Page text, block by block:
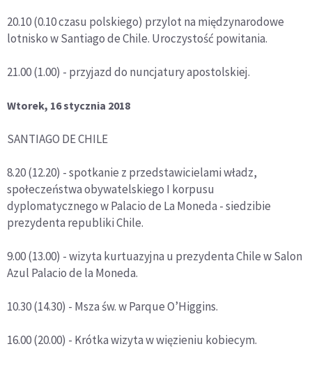
20.10 (0.10 czasu polskiego) przylot na międzynarodowe
lotnisko w Santiago de Chile. Uroczystość powitania.
21.00 (1.00) - przyjazd do nuncjatury apostolskiej.
Wtorek, 16 stycznia 2018
SANTIAGO DE CHILE
8.20 (12.20) - spotkanie z przedstawicielami władz,
społeczeństwa obywatelskiego I korpusu
dyplomatycznego w Palacio de La Moneda - siedzibie
prezydenta republiki Chile.
9.00 (13.00) - wizyta kurtuazyjna u prezydenta Chile w Salon
Azul Palacio de la Moneda.
10.30 (14.30) - Msza św. w Parque O’Higgins.
16.00 (20.00) - Krótka wizyta w więzieniu kobiecym.